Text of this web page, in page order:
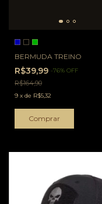
BERMUDA TREINO
R$39,99 -76% OFF
R$164,90
9 x de R$5,32
Comprar